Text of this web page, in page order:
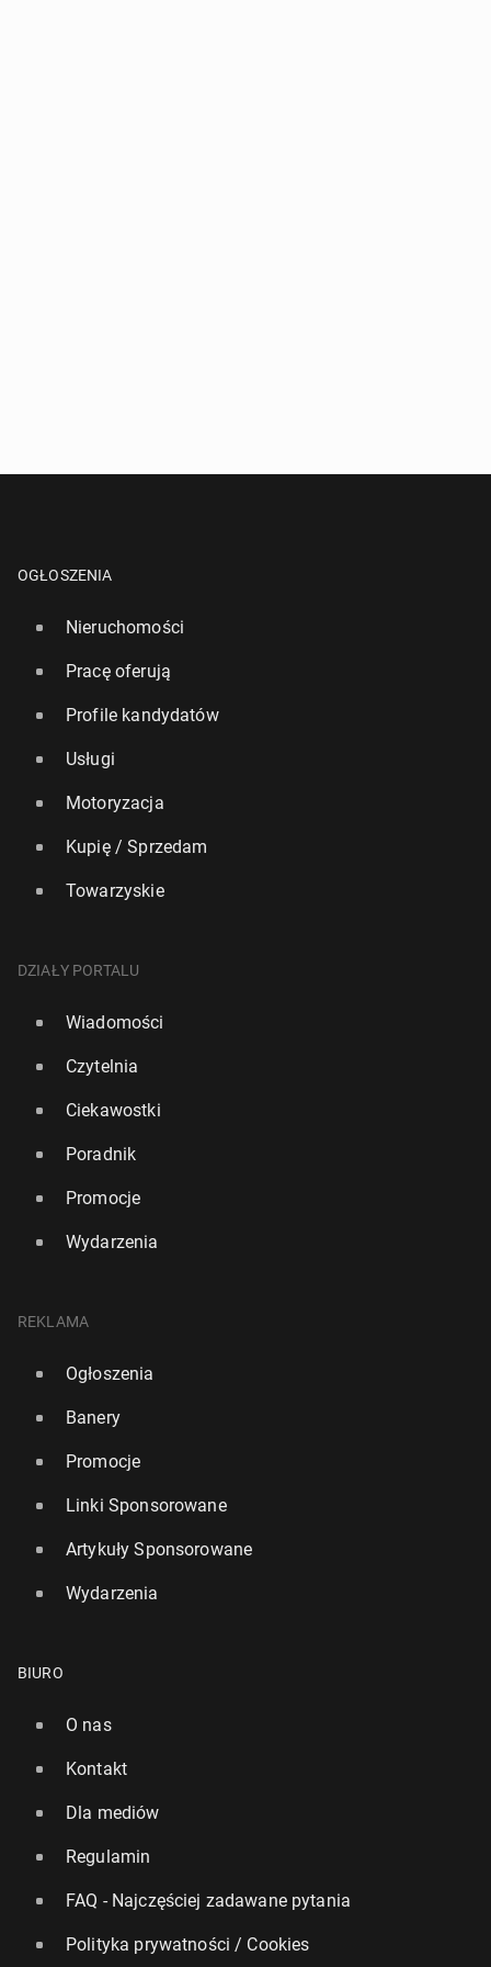
OGŁOSZENIA
Nieruchomości
Pracę oferują
Profile kandydatów
Usługi
Motoryzacja
Kupię / Sprzedam
Towarzyskie
DZIAŁY PORTALU
Wiadomości
Czytelnia
Ciekawostki
Poradnik
Promocje
Wydarzenia
REKLAMA
Ogłoszenia
Banery
Promocje
Linki Sponsorowane
Artykuły Sponsorowane
Wydarzenia
BIURO
O nas
Kontakt
Dla mediów
Regulamin
FAQ - Najczęściej zadawane pytania
Polityka prywatności / Cookies